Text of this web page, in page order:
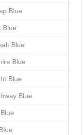
Blue
Blue
Blue
Blue
Blue
Blue